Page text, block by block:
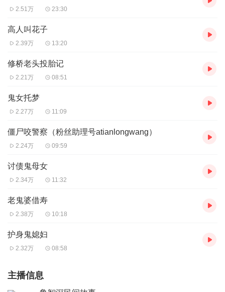
2.51万 23:30
高人叫花子
2.39万 13:20
修桥老头投胎记
2.21万 08:51
鬼女托梦
2.27万 11:09
僵尸咬警察（粉丝助理号atianlongwang）
2.24万 09:59
讨债鬼母女
2.34万 11:32
老鬼婆借寿
2.38万 10:18
护身鬼媳妇
2.32万 08:58
主播信息